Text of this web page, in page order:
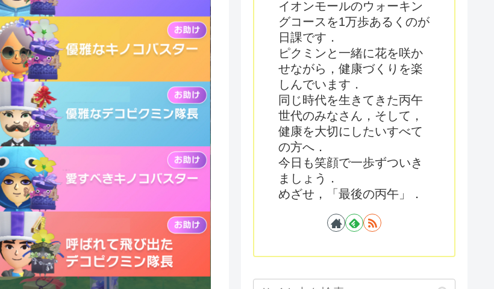
イオンモールのウォーキン
グコースを1万歩あるくのが
日課です．
ピクミンと一緒に花を咲か
せながら，健康づくりを楽
しんでいます．
同じ時代を生きてきた丙午
世代のみなさん，そして，
健康を大切にしたいすべて
の方へ．
今日も笑顔で一歩ずついき
ましょう．
めざせ，「最後の丙午」．